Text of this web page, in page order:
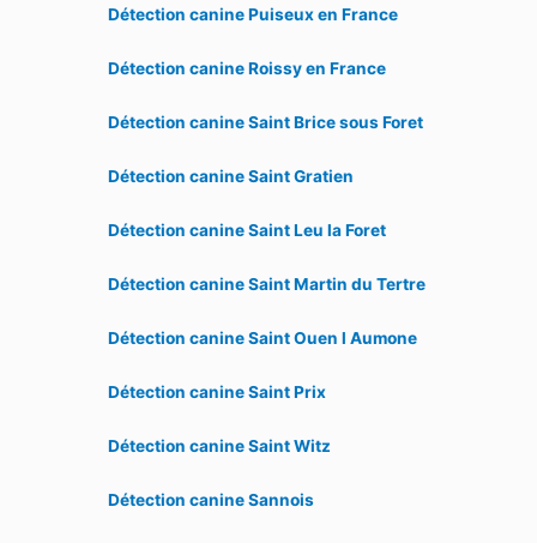
Détection canine Puiseux en France
Détection canine Roissy en France
Détection canine Saint Brice sous Foret
Détection canine Saint Gratien
Détection canine Saint Leu la Foret
Détection canine Saint Martin du Tertre
Détection canine Saint Ouen l Aumone
Détection canine Saint Prix
Détection canine Saint Witz
Détection canine Sannois